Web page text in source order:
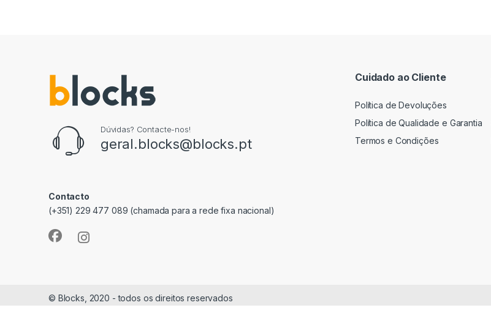
Dúvidas? Contacte-nos!
geral.blocks@blocks.pt
Contacto
(+351) 229 477 089 (chamada para a rede fixa nacional)
Cuidado ao Cliente
Política de Devoluções
Política de Qualidade e Garantia
Termos e Condições
© Blocks, 2020 - todos os direitos reservados